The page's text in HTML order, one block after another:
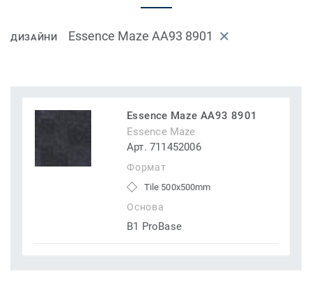
ДИЗАЙНИ Essence Maze AA93 8901
Essence Maze AA93 8901
Essence Maze
Арт. 711452006
Формат
Tile 500x500mm
Основа
B1 ProBase